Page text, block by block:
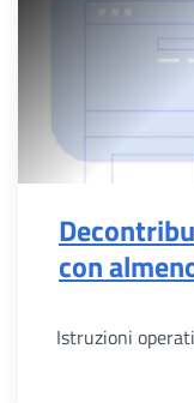
con
Istruzioni